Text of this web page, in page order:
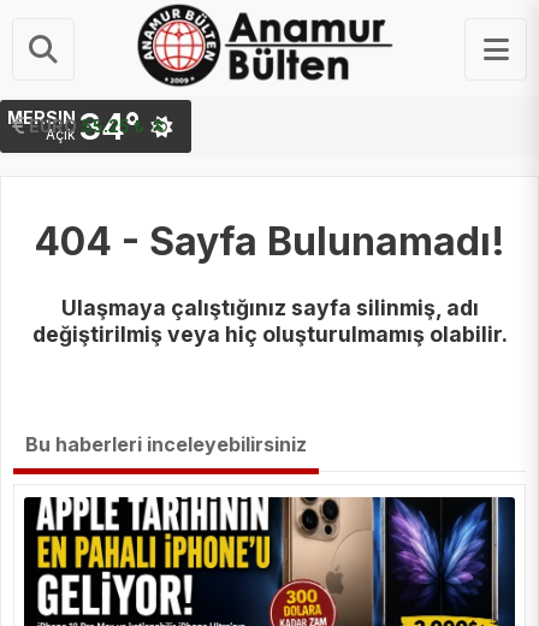
EURO 55.25 ₺
STERLIN 64.48 ₺
MERSIN
Açık 34°
404 - Sayfa Bulunamadı!
Ulaşmaya çalıştığınız sayfa silinmiş, adı
değiştirilmiş veya hiç oluşturulmamış olabilir.
Bu haberleri inceleyebilirsiniz